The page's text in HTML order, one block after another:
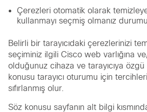
Çerezleri otomatik olarak
kullanmayı seçmiş olmanız
Belirli bir tarayıcıdaki çerezlerinizi
seçiminiz ilgili Cisco web varlığına
olduğunuz cihaza ve tarayıcıya
konusu tarayıcı oturumu için
sıfırlanmış olur.
Söz konusu sayfanın alt bilgi